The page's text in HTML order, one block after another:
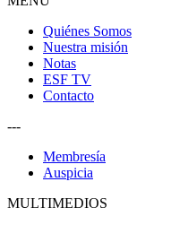
Quiénes Somos
Nuestra misión
Notas
ESF TV
Contacto
---
Membresía
Auspicia
MULTIMEDIOS